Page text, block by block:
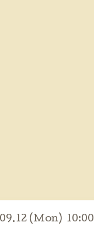
(Mon) 10:00